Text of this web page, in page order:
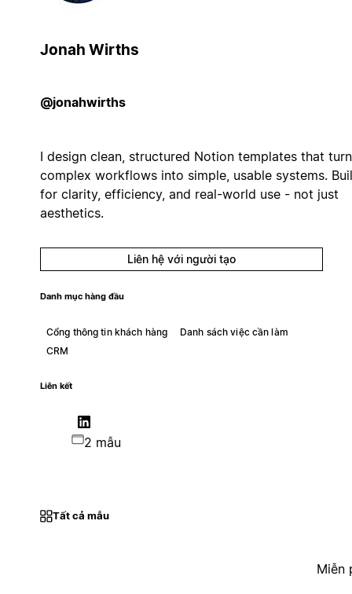
Jonah Wirths
@jonahwirths
I design clean, structured Notion templates that turn
complex workflows into simple, usable systems.
for clarity, efficiency, and real-world use - not just
aesthetics.
Liên hệ với người tạo
Danh mục hàng đầu
Cổng thông tin khách hàng
Danh sách việc cần làm
CRM
Liên kết
2 mẫu
Tất cả mẫu
Miễn